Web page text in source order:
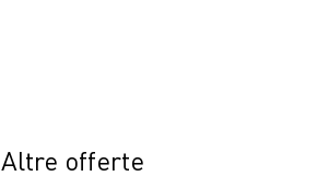
Altre offerte